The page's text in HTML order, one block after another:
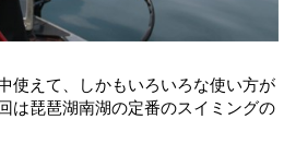
使えて、しかもいろいろな使い方が
は琵琶湖南湖の定番のスイミングの